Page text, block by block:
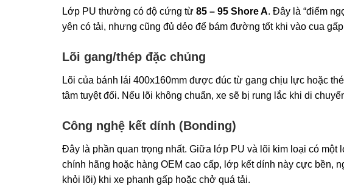
Lớp PU thường có độ cứng từ 85 – 95 Shore A. Đây là “điểm
yên có tải, nhưng cũng đủ dẻo để bám đường tốt khi vào cua
Lõi gang/thép đặc chủng
Lõi của bánh lái 400x160mm được đúc từ gang chịu lực hoặc
tâm tuyệt đối. Nếu lõi không chuẩn, xe sẽ bị rung lắc khi di
Công nghệ kết dính (Bonding)
Đây là phần quan trọng nhất. Giữa lớp PU và lõi kim loại có
chính hãng hoặc hàng OEM cao cấp, lớp kết dính này cực bền,
khỏi lõi) khi xe phanh gấp hoặc chở quá tải.